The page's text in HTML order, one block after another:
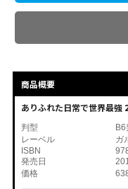
商品概要
ありふれた日常で世界最強
判型
B6
レーベル
ガ
ISBN
発売日
価格